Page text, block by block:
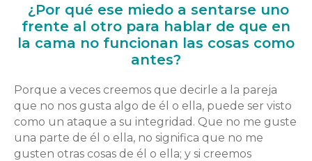
¿Por qué ese miedo a sentarse uno
frente al otro para hablar de que en
la cama no funcionan las cosas como
antes?
Porque a veces creemos que decirle a la pareja
que no nos gusta algo de él o ella, puede ser visto
como un ataque a su integridad. Que no me guste
una parte de él o ella, no significa que no me
gusten otras cosas de él o ella; y si creemos